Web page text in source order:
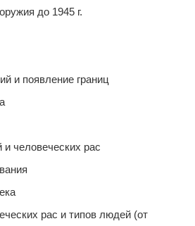
до 1945 г.
и появление границ
человеческих рас
рас и типов людей (от